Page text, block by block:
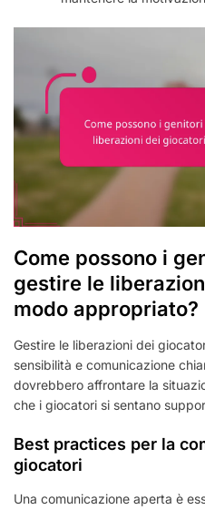
Come possono i
gestire le
modo appropriato?
Gestire le liberazioni dei
sensibilità e comunicazione
dovrebbero affrontare la
che i giocatori si sentano
Best practices per la
giocatori
Una comunicazione aperta è